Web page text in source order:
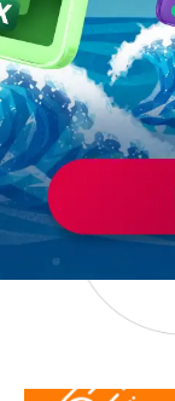
Работа
студента